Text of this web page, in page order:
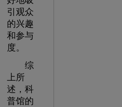
引观众
的兴趣
和参与
度。
综
上所
述，科
普馆的